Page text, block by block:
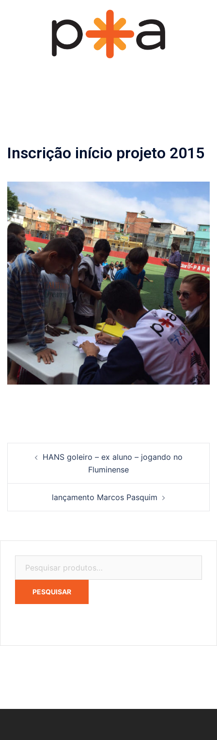
Inscrição início projeto 2015
HANS goleiro – ex aluno – jogando no
Fluminense
lançamento Marcos Pasquim
PESQUISAR